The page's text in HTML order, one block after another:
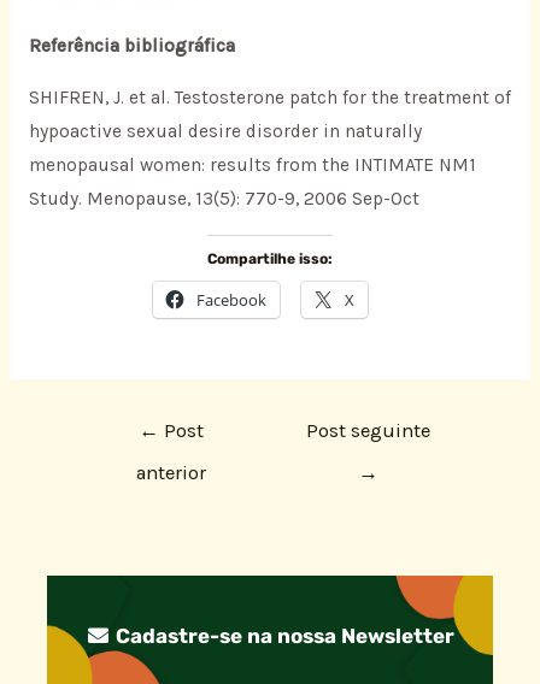
Referência bibliográfica
SHIFREN, J. et al. Testosterone patch for the treatment of
hypoactive sexual desire disorder in naturally
menopausal women: results from the INTIMATE NM1
Study. Menopause, 13(5): 770-9, 2006 Sep-Oct
Compartilhe isso:
Facebook X
← Post
anterior
Post seguinte
→
Cadastre-se na nossa Newsletter